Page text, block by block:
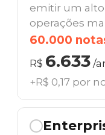
emitir um
operações
60.000
R$ 6.633 /
+R$ 0,17 por